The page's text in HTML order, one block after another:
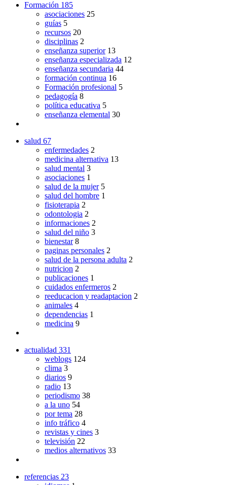
Formación 185
asociaciones 25
guías 5
recursos 20
disciplinas 2
enseñanza superior 13
enseñanza especializada 12
enseñanza secundaria 44
formación continua 16
Formación profesional 5
pedagogía 8
política educativa 5
enseñanza elemental 30
salud 67
enfermedades 2
medicina alternativa 13
salud mental 3
asociaciones 1
salud de la mujer 5
salud del hombre 1
fisioterapia 2
odontologia 2
informaciones 2
salud del niño 3
bienestar 8
paginas personales 2
salud de la persona adulta 2
nutricion 2
publicaciones 1
cuidados enfermeros 2
reeducacion y readaptacion 2
animales 4
dependencias 1
medicina 9
actualidad 331
weblogs 124
clima 3
diarios 9
radio 13
periodismo 38
a la uno 54
por tema 28
info tráfico 4
revistas y cines 3
televisión 22
medios alternativos 33
referencias 23